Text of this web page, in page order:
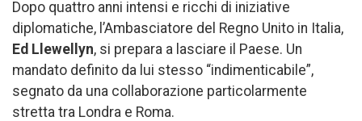
Dopo quattro anni intensi e ricchi di iniziative
diplomatiche, l’Ambasciatore del Regno Unito in Italia,
Ed Llewellyn, si prepara a lasciare il Paese. Un
mandato definito da lui stesso “indimenticabile”,
segnato da una collaborazione particolarmente
stretta tra Londra e Roma.